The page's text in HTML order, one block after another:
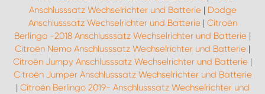
Anschlusssatz Wechselrichter und Batterie| Dodge
Anschlusssatz Wechselrichter und Batterie| Citroën
Berlingo -2018 Anschlusssatz Wechselrichter und Batterie |
Citroën Nemo Anschlusssatz Wechselrichter und Batterie |
Citroën Jumpy Anschlusssatz Wechselrichter und Batterie |
Citroën Jumper Anschlusssatz Wechselrichter und Batterie
| Citroën Berlingo 2019- Anschlusssatz Wechselrichter und